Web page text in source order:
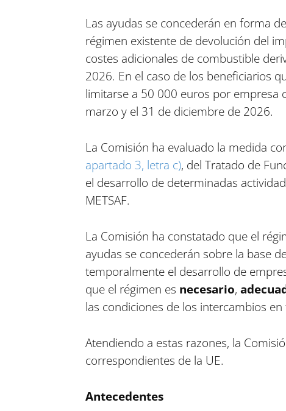
Las ayudas se concederán en forma de
régimen existente de devolución del
costes adicionales de combustible
2026. En el caso de los beneficiarios
limitarse a 50 000 euros por empresa
marzo y el 31 de diciembre de 2026.
La Comisión ha evaluado la medida
apartado 3, letra c), del Tratado de
el desarrollo de determinadas
METSAF.
La Comisión ha constatado que el
ayudas se concederán sobre la base
temporalmente el desarrollo de
que el régimen es necesario,
las condiciones de los intercambios
Atendiendo a estas razones, la
correspondientes de la UE.
Antecedentes